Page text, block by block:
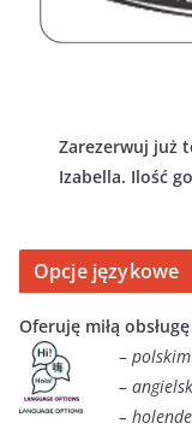
Zarezerwuj już
Izabella. Ilość
Opcje językowe
Oferuję miłą
– polskim
–
–